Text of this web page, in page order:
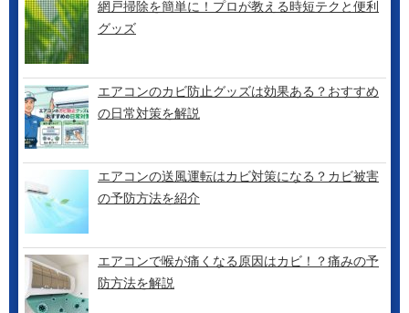
網戸掃除を簡単に！プロが教える時短テクと便利
グッズ
エアコンのカビ防止グッズは効果ある？おすすめ
の日常対策を解説
エアコンの送風運転はカビ対策になる？カビ被害
の予防方法を紹介
エアコンで喉が痛くなる原因はカビ！？痛みの予
防方法を解説